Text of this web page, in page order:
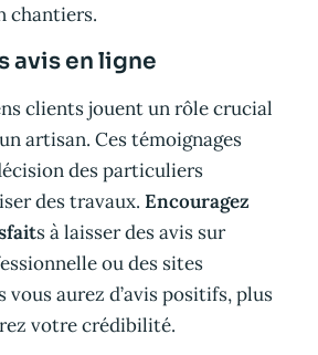
chantiers.
avis en ligne
clients jouent un rôle crucial
artisan. Ces témoignages
des particuliers
des travaux. Encouragez
s à laisser des avis sur
ou des sites
vous aurez d’avis positifs, plus
votre crédibilité.